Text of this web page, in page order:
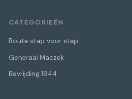
CATEGORIEËN
Route stap voor stap
Generaal Maczek
Bevrijding 1944